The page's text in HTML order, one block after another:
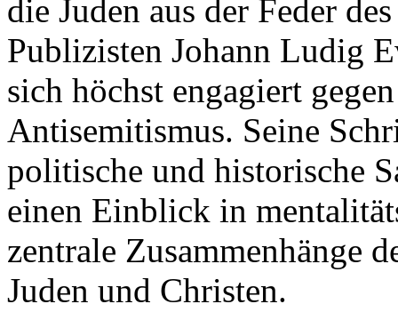
die Juden aus der Feder
Publizisten Johann Ludig
sich höchst engagiert
Antisemitismus. Seine
politische und historische
einen Einblick in
zentrale Zusammenhänge
Juden und Christen.